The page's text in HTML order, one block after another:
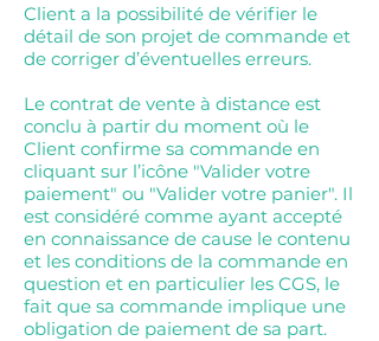
Client a la possibilité de vérifier le
détail de son projet de commande et
de corriger d’éventuelles erreurs.
Le contrat de vente à distance est
conclu à partir du moment où le
Client confirme sa commande en
cliquant sur l’icône "Valider votre
paiement" ou "Valider votre panier". Il
est considéré comme ayant accepté
en connaissance de cause le contenu
et les conditions de la commande en
question et en particulier les CGS, le
fait que sa commande implique une
obligation de paiement de sa part.